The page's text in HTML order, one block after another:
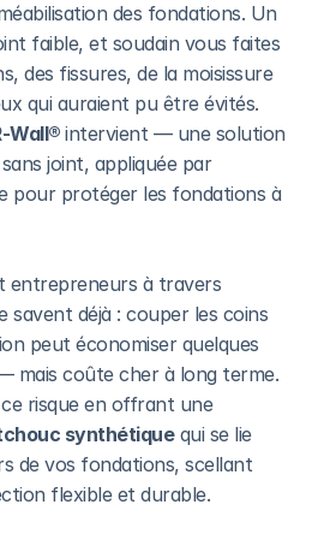
des fondations. Un
faible, et soudain vous faites
des fissures, de la moisissure
qui auraient pu être évités.
Wall® intervient — une solution
joint, appliquée par
pour protéger les fondations à
entrepreneurs à travers
savent déjà : couper les coins
peut économiser quelques
mais coûte cher à long terme.
Rub-R-Wall® élimine ce risque en offrant une
synthétique qui se lie
de vos fondations, scellant
flexible et durable.